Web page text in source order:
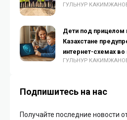
ГУЛЬНУР
Дети под
Казахстане
интернет-схемах
ГУЛЬНУР
Подпишитесь на нас
Получайте последние новости